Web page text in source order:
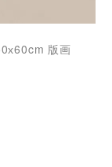
版画